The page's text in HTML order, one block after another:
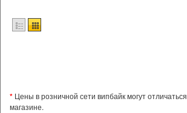
* Цены в розничной сети випбайк могут
магазине.